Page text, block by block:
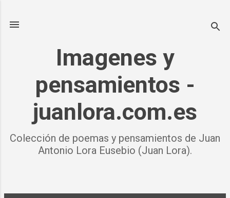
Imagenes y
pensamientos -
juanlora.com.es
Colección de poemas y pensamientos de Juan
Antonio Lora Eusebio (Juan Lora).